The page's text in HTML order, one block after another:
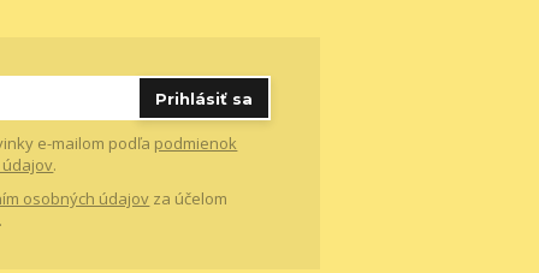
Prihlásiť sa
e-mailom podľa podmienok
.
osobných údajov za účelom